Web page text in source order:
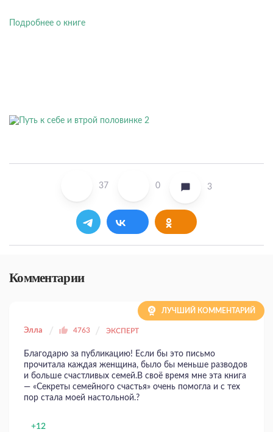
Подробнее о книге
37 0 3
Комментарии
Элла 4763 ЭКСПЕРТ
ЛУЧШИЙ КОММЕНТАРИЙ
Благодарю за публикацию! Если бы это письмо
прочитала каждая женщина, было бы меньше разводов
и больше счастливых семей.В своё время мне эта книга
— «Секреты семейного счастья» очень помогла и с тех
пор стала моей настольной.?
+12